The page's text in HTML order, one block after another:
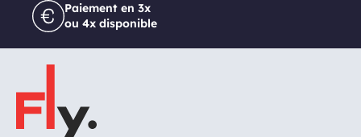
Paiement en 3x
ou 4x disponible